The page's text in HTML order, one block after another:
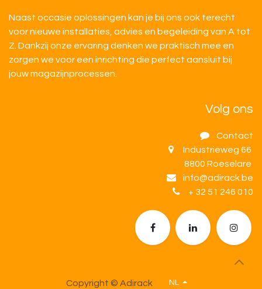
Naast occasie oplossingen kan je bij ons ook terecht
voor nieuwe installaties, advies en begeleiding van A tot
Z. Dankzij onze ervaring denken we praktisch mee en
zorgen we voor een inrichting die perfect aansluit bij
jouw magazijnprocessen.
Volg ons
Contact
Industrieweg 66
8800 Roeselare
info@adirack.be
+ 32 51 246 010
Copyright © Adirack NL